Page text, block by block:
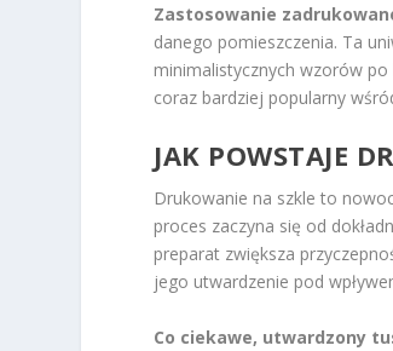
Zastosowanie
danego pomieszczenia. Ta
minimalistycznych wzorów
coraz bardziej popularny
JAK POWSTAJE
Drukowanie na szkle to
proces zaczyna się od
preparat zwiększa
jego utwardzenie pod
Co ciekawe, utwardzony